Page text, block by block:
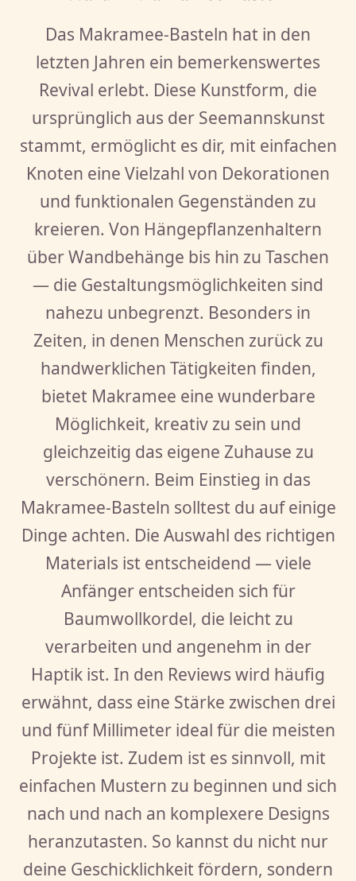
Das Makramee-Basteln hat in den
letzten Jahren ein bemerkenswertes
Revival erlebt. Diese Kunstform, die
ursprünglich aus der Seemannskunst
stammt, ermöglicht es dir, mit einfachen
Knoten eine Vielzahl von Dekorationen
und funktionalen Gegenständen zu
kreieren. Von Hängepflanzenhaltern
über Wandbehänge bis hin zu Taschen
— die Gestaltungsmöglichkeiten sind
nahezu unbegrenzt. Besonders in
Zeiten, in denen Menschen zurück zu
handwerklichen Tätigkeiten finden,
bietet Makramee eine wunderbare
Möglichkeit, kreativ zu sein und
gleichzeitig das eigene Zuhause zu
verschönern. Beim Einstieg in das
Makramee-Basteln solltest du auf einige
Dinge achten. Die Auswahl des richtigen
Materials ist entscheidend — viele
Anfänger entscheiden sich für
Baumwollkordel, die leicht zu
verarbeiten und angenehm in der
Haptik ist. In den Reviews wird häufig
erwähnt, dass eine Stärke zwischen drei
und fünf Millimeter ideal für die meisten
Projekte ist. Zudem ist es sinnvoll, mit
einfachen Mustern zu beginnen und sich
nach und nach an komplexere Designs
heranzutasten. So kannst du nicht nur
deine Geschicklichkeit fördern, sondern